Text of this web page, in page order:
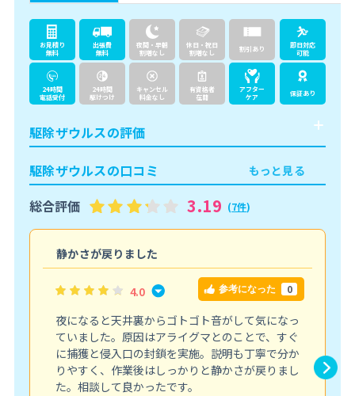
お見積り
無料
出張費
無料
夜間・早朝
割増なし
休日・祝日
割増なし
割引あり
即日対応
可能
24時間
電話受付
24時間
駆けつけ
キャンセル
料金なし
有資格者
在籍
アフター
ケア
保証あり
駆除ザウルスの評価
駆除ザウルスの口コミ
もっと見る
総合評価 3.19 (7件)
静かさが戻りました
4.0 参考になった 0
夜になると天井裏からゴトゴト音がして気になっ
ていました。原因はアライグマとのことで、すぐ
に捕獲と侵入口の封鎖を実施。説明も丁寧で分か
りやすく、作業後はしっかりと静かさが戻りまし
た。相談して良かったです。